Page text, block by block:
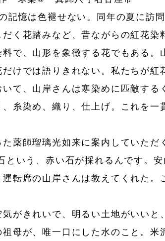
憶は色褪せない。同年の夏に訪
く花踏みなど、昔ながらの紅花染
で、山形を象徴する花でもある。
けでは語りきれない。私たちが
て、山岸さんは寒染めに匹敵す
糸染め、織り、仕上げ。これを
薬師瑠璃光如来に案内していただ
いう、赤い石が採れるんです。
転席の山岸さんは教えてくれた。
がきれいで、明るい土地がいいと
母が、唯一口にした水のこと。